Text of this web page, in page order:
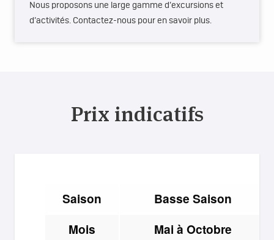
Nous proposons une large gamme d’excursions et
d’activités. Contactez-nous pour en savoir plus.
Prix indicatifs
Saison
Basse Saison
Mois
Mai à Octobre